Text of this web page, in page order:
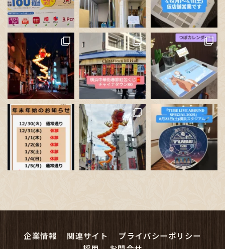
Photo
View on Facebook Share
企業情報 関連サイト
プライバシーポリシー